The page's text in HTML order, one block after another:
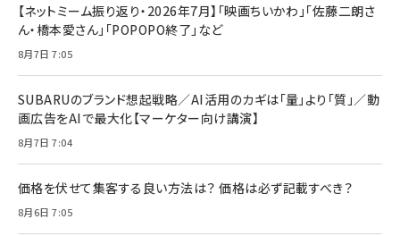
【ネットミーム振り返り・2026年7月】「映画ちいかわ」「佐藤二朗さ
ん・橋本愛さん」「POPOPO終了」など
8月7日 7:05
SUBARUのブランド想起戦略／AI活用のカギは「量」より「質」／動
画広告をAIで最大化【マーケター向け講演】
8月7日 7:04
価格を伏せて集客する良い方法は？ 価格は必ず記載すべき？
8月6日 7:05